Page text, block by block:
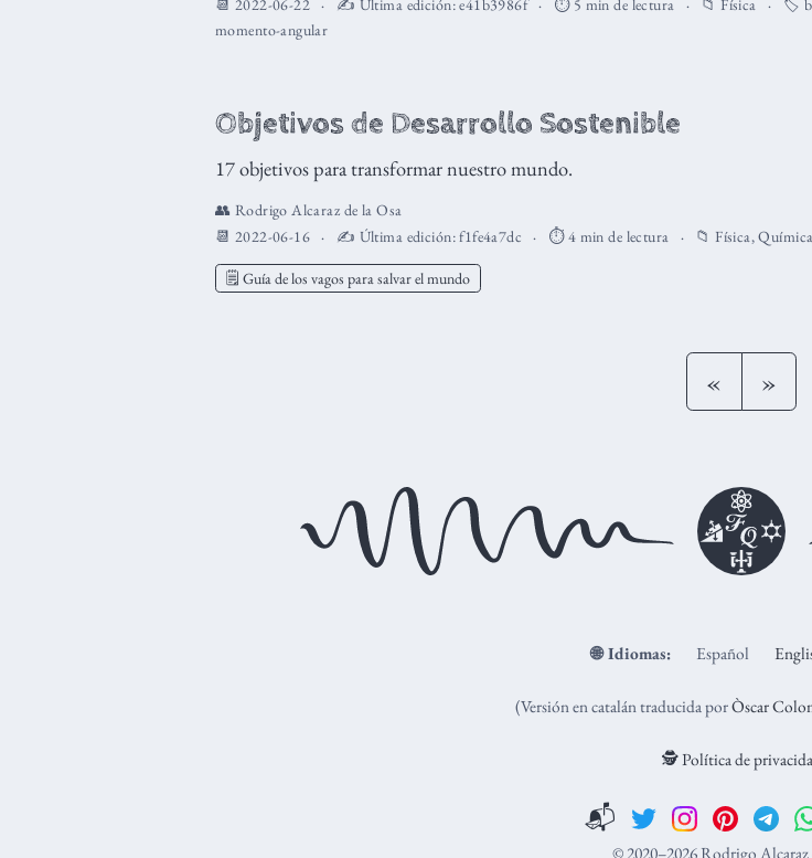
📆 2022-06-22
✍️ Última edición:e41b3986f ⏱️ 5 min de lectura 📁Física 🏷️
momento-angular
Objetivos de Desarrollo Sostenible
17 objetivos para transformar nuestro mundo.
👥 Rodrigo Alcaraz de la Osa
📆 2022-06-16
✍️ Última edición:f1fe4a7dc ⏱️ 4 min de lectura 📁Física,Química
🗒️ Guía de los vagos para salvar el mundo
« »
🌐 Idiomas: Español
(Versión en catalán traducida porÒscar
🕵️ Política de
📬
© 2020–2026 Rodrigo Alcaraz